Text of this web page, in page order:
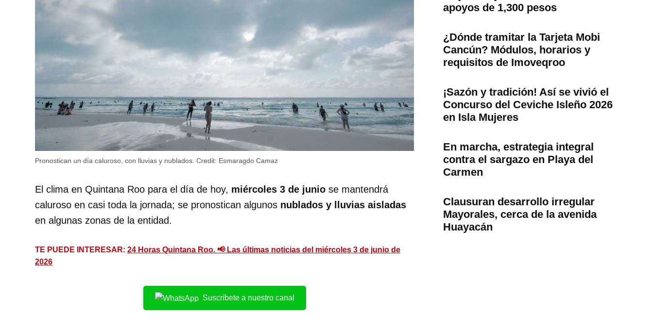
Pronostican un día caluroso, con lluvias y nublados. Credit: Esmaragdo Camaz
El clima en Quintana Roo para el día de hoy, miércoles 3 de junio se mantendrá
caluroso en casi toda la jornada; se pronostican algunos nublados y lluvias aisladas
en algunas zonas de la entidad.
TE PUEDE INTERESAR: 24 Horas Quintana Roo. 📢 Las últimas noticias del miércoles 3 de junio de
2026
Suscríbete a nuestro canal
apoyos de 1,300 pesos
¿Dónde tramitar la Tarjeta Mobi
Cancún? Módulos, horarios y
requisitos de Imoveqroo
¡Sazón y tradición! Así se vivió el
Concurso del Ceviche Isleño 2026
en Isla Mujeres
En marcha, estrategia integral
contra el sargazo en Playa del
Carmen
Clausuran desarrollo irregular
Mayorales, cerca de la avenida
Huayacán